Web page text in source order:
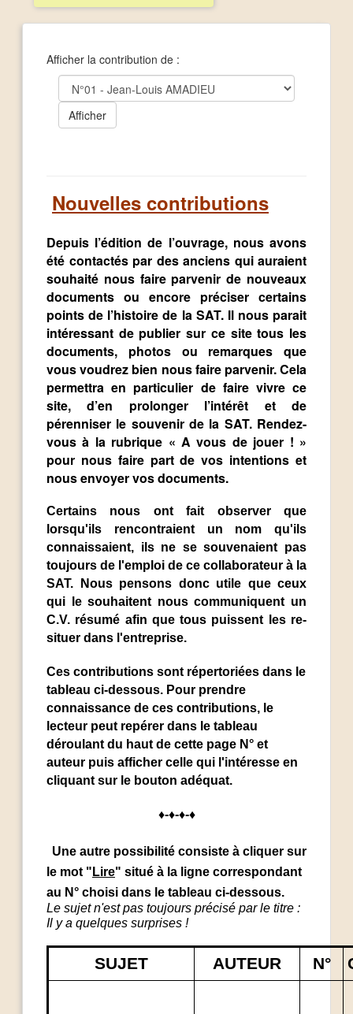
Afficher la contribution de :
Nouvelles contributions
Depuis l’édition de l’ouvrage, nous avons
été contactés par des anciens qui auraient
souhaité nous faire parvenir de nouveaux
documents ou encore préciser certains
points de l’histoire de la SAT. Il nous parait
intéressant de publier sur ce site tous les
documents, photos ou remarques que
vous voudrez bien nous faire parvenir. Cela
permettra en particulier de faire vivre ce
site, d’en prolonger l’intérêt et de
pérenniser le souvenir de la SAT. Rendez-
vous à la rubrique « A vous de jouer ! »
pour nous faire part de vos intentions et
nous envoyer vos documents.
Certains nous ont fait observer que
lorsqu'ils rencontraient un nom qu'ils
connaissaient, ils ne se souvenaient pas
toujours de l'emploi de ce collaborateur à la
SAT. Nous pensons donc utile que ceux
qui le souhaitent nous communiquent un
C.V. résumé afin que tous puissent les re-
situer dans l'entreprise.
Ces contributions sont répertoriées dans le
tableau ci-dessous. Pour prendre
connaissance de ces contributions, le
lecteur peut repérer dans le tableau
déroulant du haut de cette page N° et
auteur puis afficher celle qui l'intéresse en
cliquant sur le bouton adéquat.
♦-♦-♦-♦
Une autre possibilité consiste à cliquer sur
le mot " Lire" situé à la ligne correspondant
au N° choisi dans le tableau ci-dessous.
Le sujet n'est pas toujours précisé par le titre :
Il y a quelques surprises !
SUJET AUTEUR N°